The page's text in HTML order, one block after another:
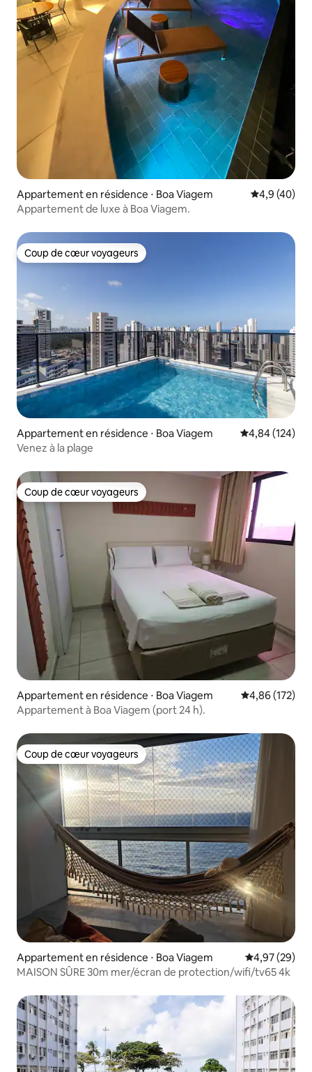
Appartement en résidence ⋅ Boa Viagem Évaluation
4,9 (40)
Appartement de luxe à Boa Viagem.
Coup de cœur voyageurs
Coup de cœur voyageurs
Appartement en résidence ⋅ Boa Viagem Évaluation
4,84 (124)
Venez à la plage
Coup de cœur voyageurs
Coup de cœur voyageurs
Appartement en résidence ⋅ Boa Viagem Évaluation
4,86 (172)
Appartement à Boa Viagem (port 24 h).
Coup de cœur voyageurs
Coup de cœur voyageurs
Appartement en résidence ⋅ Boa Viagem Évaluation
4,97 (29)
MAISON SÛRE 30m mer/écran de protection/wifi/tv65 4k